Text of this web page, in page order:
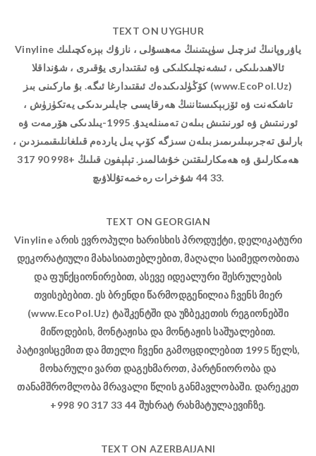
TEXT ON UYGHUR
Vinyline ياۋروپانىڭ ئىزچىل سۈپىتىنىڭ مەھسۇلى ، نازۇك بېزەكچىلىك
ئالاھىدىلىكى ، ئىشەنچلىكلىكى ۋە ئىقتىدارى يۇقىرى ، شۇنداقلا
كۆڭۈلدىكىدەك ئىقتىدارغا ئىگە. بۇ ماركىنى بىز (www.EcoPol.Uz)
تاشكەنت ۋە ئۆزبېكىستاننىڭ ھەرقايسى جايلىرىدىكى يەتكۈزۈش ،
ئورنىتىش ۋە ئورنىتىش بىلەن تەمىنلەيدۇ. 1995-يىلدىكى ھۆرمەت ۋە
بارلىق تەجرىبىلىرىمىز بىلەن سىزگە كۆپ يىل ياردەم قىلغانلىقىمىزدىن ،
ھەمكارلىق ۋە ھەمكارلىقتىن خۇشالمىز. تېلېفون قىلىڭ +998 90 317
33 44 شۇخرات رەخمەتۇللاۋىچ.
TEXT ON GEORGIAN
Vinyline არის ევროპული ხარისხის პროდუქტი, დელიკატური
დეკორატიული მახასიათებლებით, მაღალი საიმედოობითა
და ფუნქციონირებით, ასევე იდეალური შესრულების
თვისებებით. ეს ბრენდი წარმოდგენილია ჩვენს მიერ
(www.EcoPol.Uz) ტაშკენტში და უზბეკეთის რეგიონებში
მიწოდების, მონტაჟისა და მონტაჟის საშუალებით.
პატივისცემით და მთელი ჩვენი გამოცდილებით 1995 წელს,
მოხარული ვართ დაგეხმაროთ, პარტნიორობა და
თანამშრომლობა მრავალი წლის განმავლობაში. დარეკეთ
+998 90 317 33 44 შუხრატ რახმატულაევიჩზე.
TEXT ON AZERBAIJANI